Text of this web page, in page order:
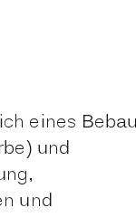
eines
und
und